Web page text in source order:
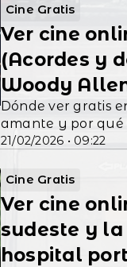
Cine Gratis
21/02/2026 • 09:22
Ver cine
(Acordes y
Woody
Dónde ver gratis
amante y por qué
Cine Gratis
Ver cine
sudeste y la
hospital